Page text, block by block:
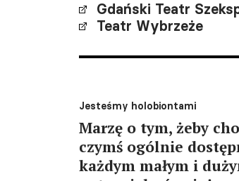
Gdański Teatr
Teatr Wybrzeże
Jesteśmy holobiontami
Marzę o tym, żeby
czymś ogólnie
każdym małym i